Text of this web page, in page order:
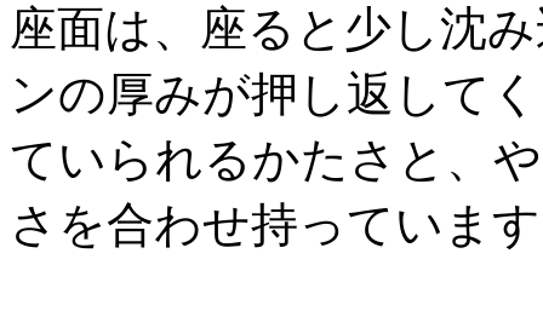
座面は、座ると少し沈
ンの厚みが押し返して
ていられるかたさと、
さを合わせ持っていま